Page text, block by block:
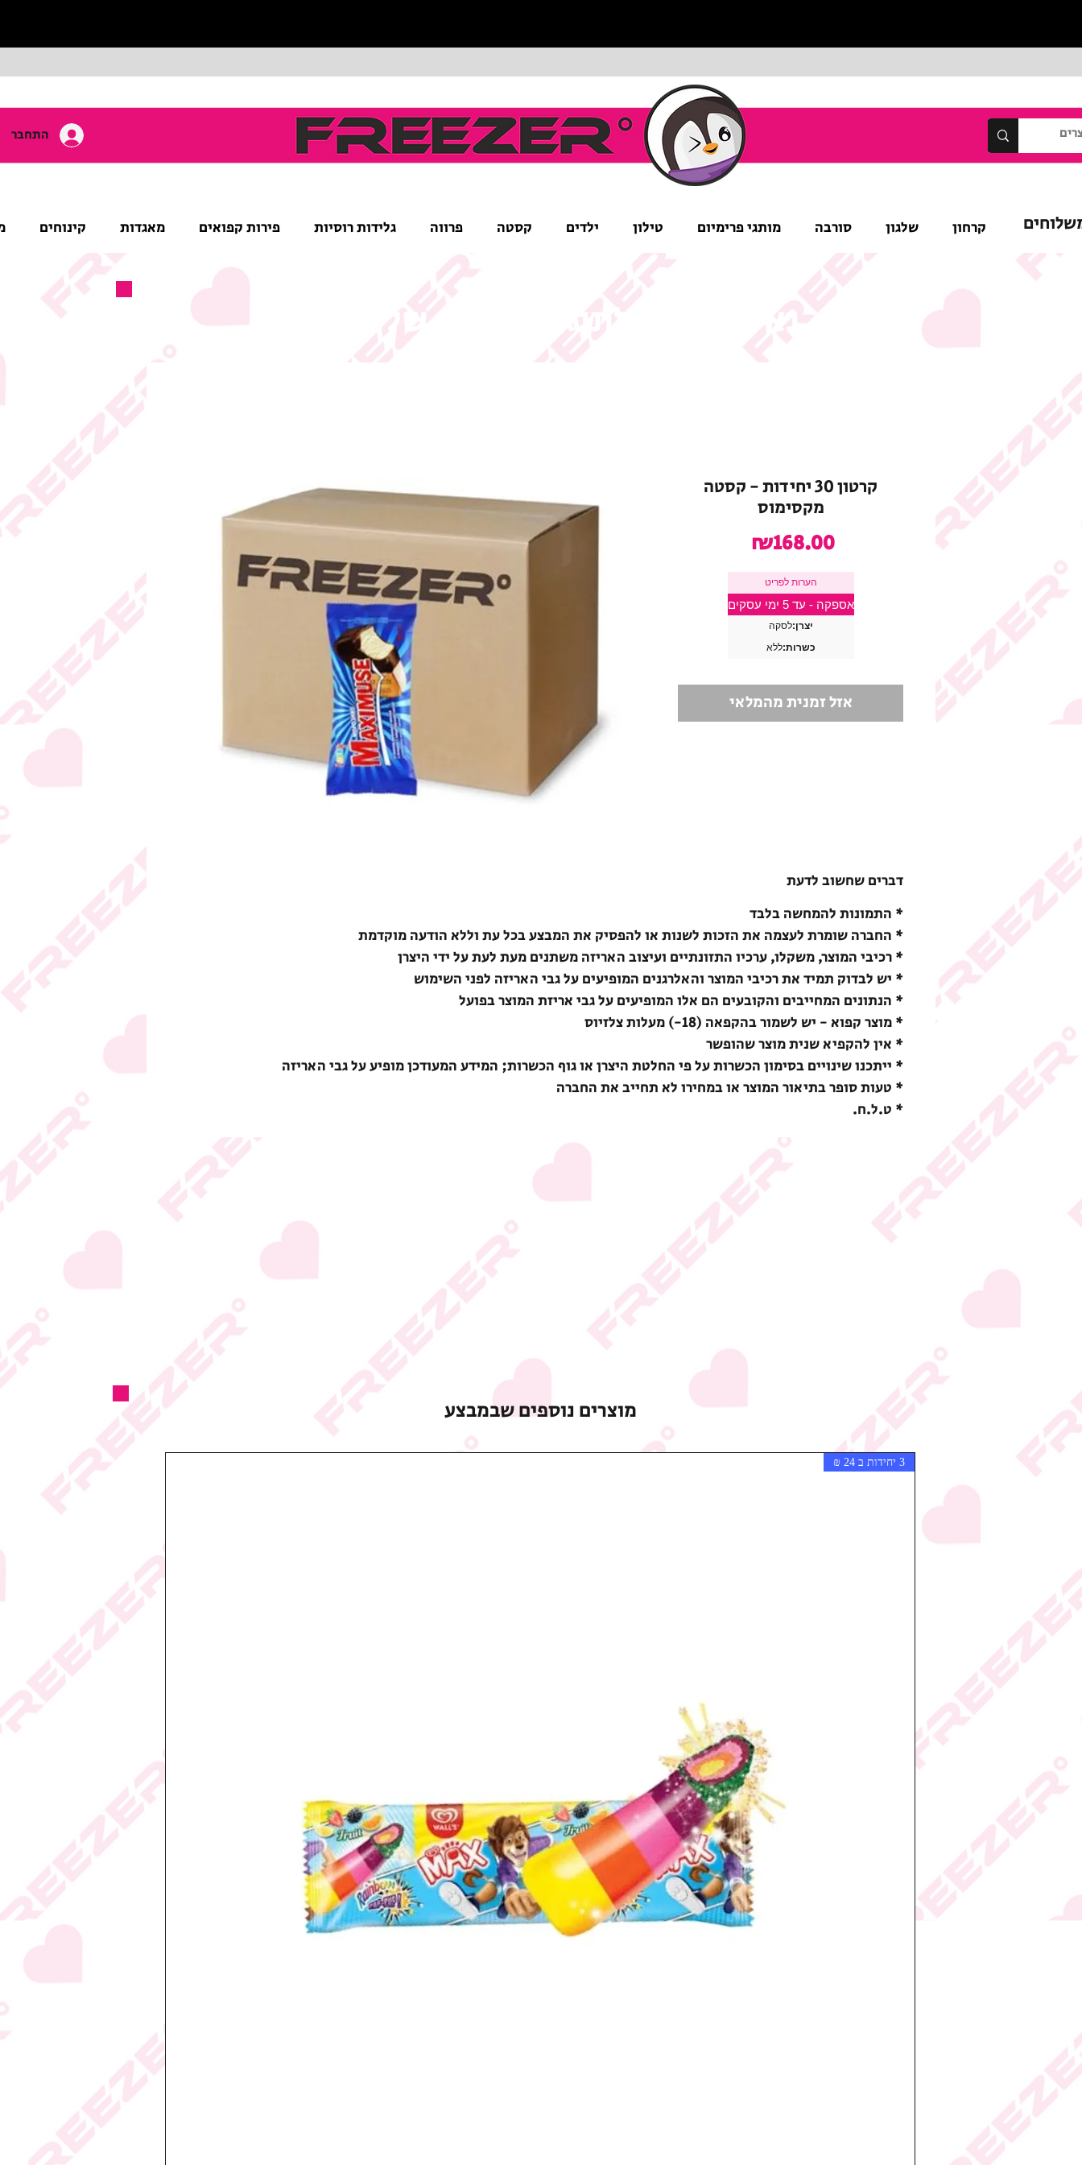
התחבר
קרחון שלגון סורבה מותגי פרימיום טילון ילדים קסטה פרווה גלידות רוסיות פירות קפואים מאגדות קינוחים
נא לשים לב לתנאי המבצע של המוצר
קרטון 30 יחידות - קסטה
מקסימוס
₪168.00
הערות לפריט
אספקה - עד 5 ימי עסקים
יצרן:לסקה
כשרות:ללא
אזל זמנית מהמלאי
דברים שחשוב לדעת
* התמונות להמחשה בלבד
* החברה שומרת לעצמה את הזכות לשנות או להפסיק את המבצע בכל עת וללא הודעה מוקדמת
* רכיבי המוצר, משקלו, ערכיו התזונתיים ועיצוב האריזה משתנים מעת לעת על ידי היצרן
* יש לבדוק תמיד את רכיבי המוצר והאלרגנים המופיעים על גבי האריזה לפני השימוש
* הנתונים המחייבים והקובעים הם אלו המופיעים על גבי אריזת המוצר בפועל
* מוצר קפוא - יש לשמור בהקפאה (18-) מעלות צלזיוס
* אין להקפיא שנית מוצר שהופשר
* ייתכנו שינויים בסימון הכשרות על פי החלטת היצרן או גוף הכשרות; המידע המעודכן מופיע על גבי האריזה
* טעות סופר בתיאור המוצר או במחירו לא תחייב את החברה
* ט.ל.ח.
מוצרים נוספים שבמבצע
3 יחידות ב 24 ₪